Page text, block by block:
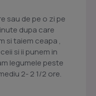
sau de pe o zi pe
dupa care
si taiem ceapa ,
si ii punem in
legumele peste
2- 2 1/2 ore.